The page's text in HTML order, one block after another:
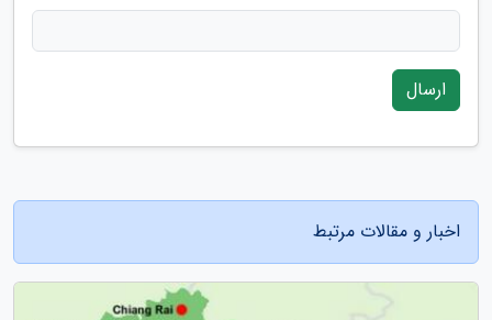
ارسال
اخبار و مقالات مرتبط